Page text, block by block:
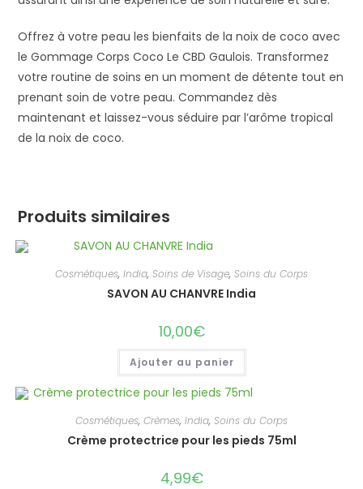
Offrez à votre peau les bienfaits de la noix de coco avec
le Gommage Corps Coco Le CBD Gaulois. Transformez
votre routine de soins en un moment de détente tout en
prenant soin de votre peau. Commandez dès
maintenant et laissez-vous séduire par l’arôme tropical
de la noix de coco.
Produits similaires
Cosmétiques, India, Soins de Visage, Soins du Corps
SAVON AU CHANVRE India
10,00€
Ajouter au panier
Cosmétiques, Crèmes, India, Soins du Corps
Crème protectrice pour les pieds 75ml
4,99€